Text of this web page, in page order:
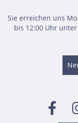
Sie erreichen uns
bis 12:00 Uhr unter